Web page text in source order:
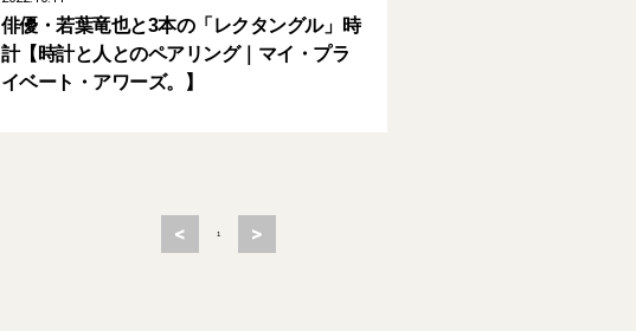
俳優・若葉竜也と3本の「レクタングル」時
計【時計と人とのペアリング｜マイ・プラ
イベート・アワーズ。】
< 1 >